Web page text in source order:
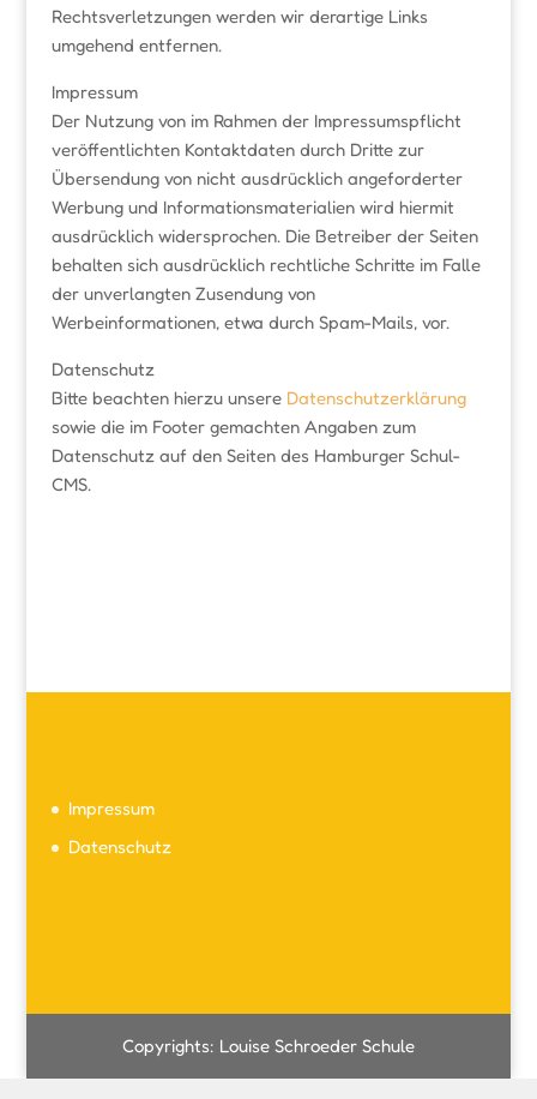
Rechtsverletzungen werden wir derartige Links
umgehend entfernen.
Der Nutzung von im Rahmen der Impressumspflicht
veröffentlichten Kontaktdaten durch Dritte zur
Übersendung von nicht ausdrücklich angeforderter
Werbung und Informationsmaterialien wird hiermit
ausdrücklich widersprochen. Die Betreiber der Seiten
behalten sich ausdrücklich rechtliche Schritte im Falle
der unverlangten Zusendung von
Werbeinformationen, etwa durch Spam-Mails, vor.
Bitte beachten hierzu unsere Datenschutzerklärung
sowie die im Footer gemachten Angaben zum
Datenschutz auf den Seiten des Hamburger Schul-
CMS.
Impressum
Datenschutz
Copyrights: Louise Schroeder Schule